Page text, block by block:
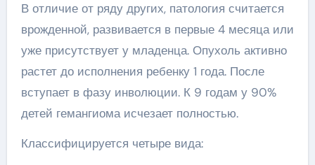
В отличие от ряду других, патология считается
врожденной, развивается в первые 4 месяца или
уже присутствует у младенца. Опухоль активно
растет до исполнения ребенку 1 года. После
вступает в фазу инволюции. К 9 годам у 90%
детей гемангиома исчезает полностью.
Классифицируется четыре вида: